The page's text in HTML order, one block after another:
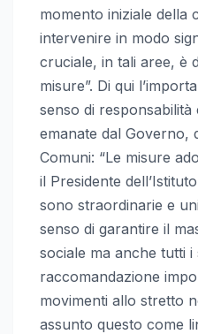
momento iniziale della
intervenire in modo
cruciale, in tali aree, è
misure”. Di qui
senso di
emanate dal Governo,
Comuni: “Le misure
il Presidente
sono straordinarie e
senso di garantire il
sociale ma anche tutti i
raccomandazione
movimenti allo stretto
assunto questo come